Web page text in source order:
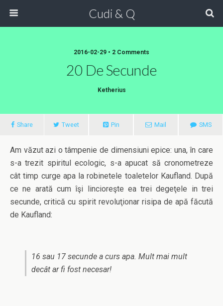
Cudi & Q
2016-02-29 • 2 Comments
20 De Secunde
Ketherius
Share Tweet Pin Mail SMS
Am văzut azi o tâmpenie de dimensiuni epice: una, în care
s-a trezit spiritul ecologic, s-a apucat să cronometreze
cât timp curge apa la robinetele toaletelor Kaufland. După
ce ne arată cum îşi lincioreşte ea trei degeţele in trei
secunde, critică cu spirit revoluţionar risipa de apă făcută
de Kaufland:
16 sau 17 secunde a curs apa. Mult mai mult
decât ar fi fost necesar!